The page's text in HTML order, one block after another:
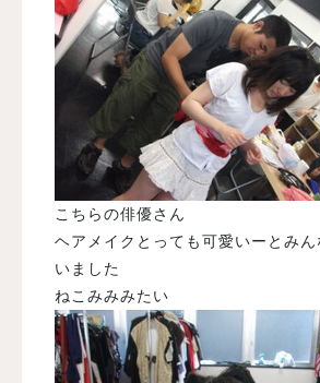
こちらの俳優さん
ヘアメイクとっても可愛いーとみ
いました
ねこみみみたい